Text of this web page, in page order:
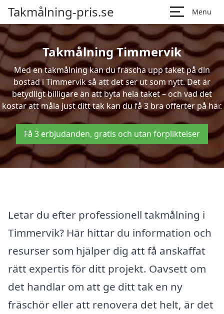
Takmålning-pris.se Menu
Takmålning Timmervik
Med en takmålning kan du fräscha upp taket på din
bostad i Timmervik så att det ser ut som nytt. Det är
betydligt billigare än att byta hela taket – och vad det
kostar att måla just ditt tak kan du få 3 bra offerter på här.
Få 3 erbjudanden, gratis och utan förpliktelser
Letar du efter professionell takmålning i
Timmervik? Här hittar du information och
resurser som hjälper dig att få anskaffat
rätt expertis för ditt projekt. Oavsett om
det handlar om att ge ditt tak en ny
fräschör eller att renovera det helt, är det